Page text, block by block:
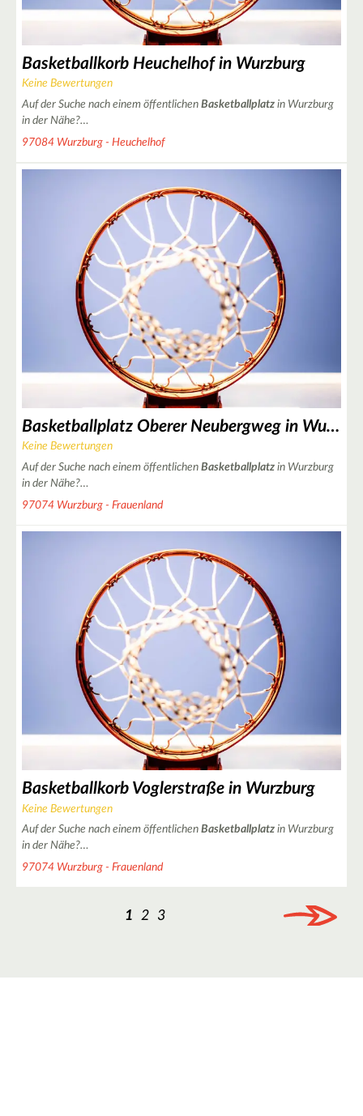
Basketballkorb Heuchelhof in Wurzburg
Keine Bewertungen
Auf der Suche nach einem öffentlichen Basketballplatz in Wurzburg
in der Nähe?…
97084 Wurzburg - Heuchelhof
Basketballplatz Oberer Neubergweg in Wurzburg
Keine Bewertungen
Auf der Suche nach einem öffentlichen Basketballplatz in Wurzburg
in der Nähe?…
97074 Wurzburg - Frauenland
Basketballkorb Voglerstraße in Wurzburg
Keine Bewertungen
Auf der Suche nach einem öffentlichen Basketballplatz in Wurzburg
in der Nähe?…
97074 Wurzburg - Frauenland
1 2 3
4